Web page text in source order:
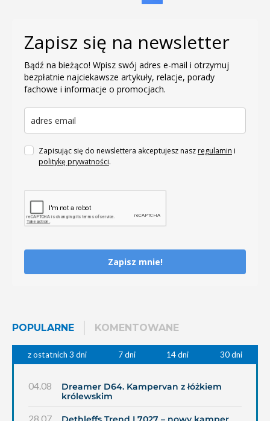
Zapisz się na newsletter
Bądź na bieżąco! Wpisz swój adres e-mail i otrzymuj
bezpłatnie najciekawsze artykuły, relacje, porady
fachowe i informacje o promocjach.
Zapisując się do newslettera akceptujesz naszregulamin i
politykę prywatności.
Zapisz mnie!
POPULARNE KOMENTOWANE
z ostatnich 3 dni 7 dni 14 dni 30 dni
04.08
Dreamer D64. Kampervan z łóżkiem
królewskim
28.07